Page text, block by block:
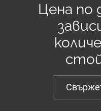
Цена по